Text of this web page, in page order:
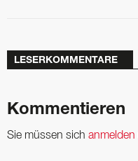
LESERKOMMENTARE
Kommentieren
Sie müssen sich anmelden